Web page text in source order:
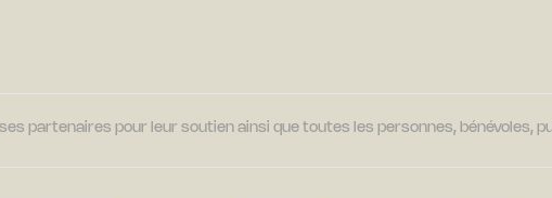
partenaires pour leur soutien ainsi que toutes les personnes, bénévoles,